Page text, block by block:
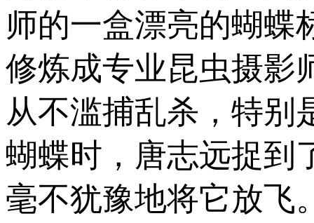
师的一盒漂亮的蝴蝶
修炼成专业昆虫摄影
从不滥捕乱杀，特别
蝴蝶时，唐志远捉到
毫不犹豫地将它放飞